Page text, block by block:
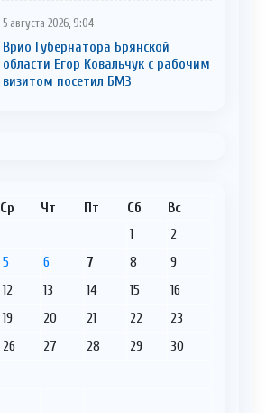
5 августа 2026, 9:04
Врио Губернатора Брянской
области Егор Ковальчук с рабочим
визитом посетил БМЗ
Ср Чт Пт Сб Вс
1
2
5 6 7 8
9
12 13 14 15
16
19 20 21 22
23
26 27 28 29
30